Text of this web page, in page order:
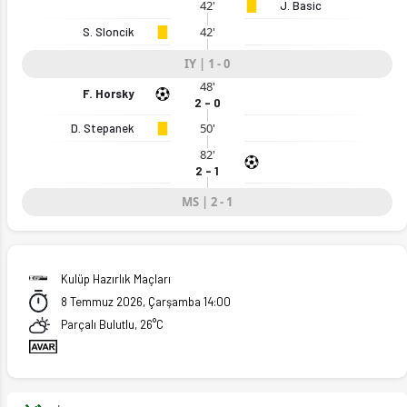
42'
J. Basic
S. Sloncik
42'
IY | 1 - 0
F. Horsky 48'
2 - 0
D. Stepanek
50'
82'
2 - 1
MS | 2 - 1
Kulüp Hazırlık Maçları
8 Temmuz 2026, Çarşamba 14:00
Parçalı Bulutlu, 26°C